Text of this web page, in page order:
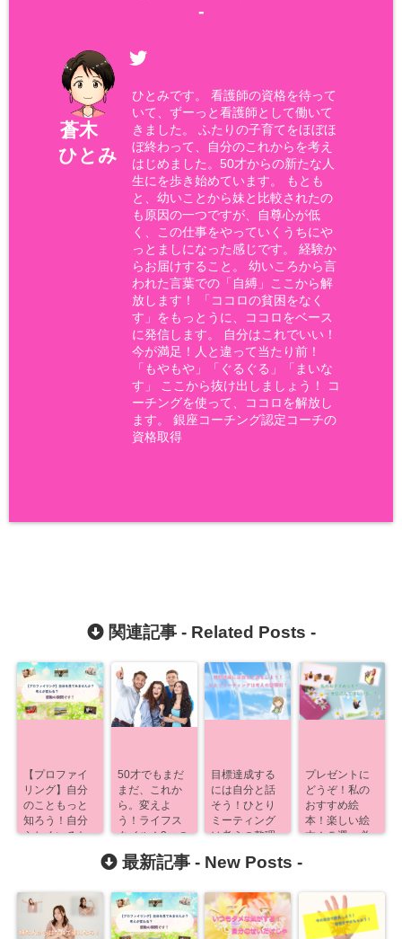
-
蒼木
ひとみ
ひとみです。 看護師の資格を待って
いて、ずーっと看護師として働いて
きました。 ふたりの子育てをほぼほ
ぼ終わって、自分のこれからを考え
はじめました。50才からの新たな人
生にを歩き始めています。 もとも
と、幼いことから妹と比較されたの
も原因の一つですが、自尊心が低
く、この仕事をやっていくうちにや
っとましになった感じです。 経験か
らお届けすること。 幼いころから言
われた言葉での「自縛」ここから解
放します！ 「ココロの貧困をなく
す」をもっとうに、ココロをベース
に発信します。 自分はこれでいい！
今が満足！人と違って当たり前！
「もやもや」「ぐるぐる」「まいな
す」 ここから抜け出しましょう！ コ
ーチングを使って、ココロを解放し
ます。 銀座コーチング認定コーチの
資格取得
関連記事 - Related Posts -
【プロファイ
リング】自分
のこともっと
知ろう！自分
らしくいるた
50才でもまだ
まだ、これか
ら。変えよ
う！ライフス
タイル！3つの
作戦！
目標達成する
には自分と話
そう！ひとり
ミーティング
は考えの整理
プレゼントに
どうぞ！私の
おすすめ絵
本！楽しい絵
本！５選、必
最新記事 - New Posts -